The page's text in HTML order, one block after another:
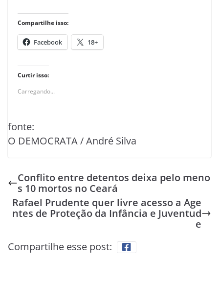
Compartilhe isso:
Facebook 18+
Curtir isso:
Carregando...
fonte:
O DEMOCRATA / André Silva
Conflito entre detentos deixa pelo meno
s 10 mortos no Ceará
Rafael Prudente quer livre acesso a Age
ntes de Proteção da Infância e Juventud
e
Compartilhe esse post: